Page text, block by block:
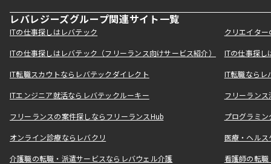
レバレジーズグループ関連サイト一覧
ITの仕事探しはレバテック クリエイタ
ITの仕事探しはレバテック（フリーランス向けサービス紹介） ITの仕事探
IT転職スカウトならレバテックダイレクト IT転職なら
ITエンジニア就活ならレバテックルーキー フリーラン
フリーランスの案件探しならフリーランスHub プログラミ
オンライン診療ならレバクリ 医療・ヘル
介護職の転職・派遣サービスならレバウェル介護 看護師の転